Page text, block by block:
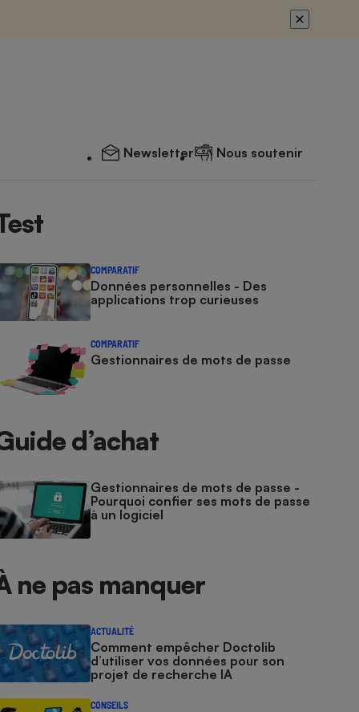
Newsletter Nous soutenir
COMPARATIF
Données personnelles - Des
applications trop curieuses
COMPARATIF
Gestionnaires de mots de passe
d’achat
Gestionnaires de mots de passe -
Pourquoi confier ses mots de passe
à un logiciel
ne pas manquer
ACTUALITÉ
Comment empêcher Doctolib
d’utiliser vos données pour son
projet de recherche IA
CONSEILS